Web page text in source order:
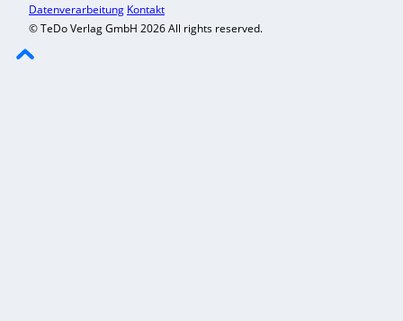
Datenverarbeitung Kontakt
© TeDo Verlag GmbH 2026 All rights reserved.